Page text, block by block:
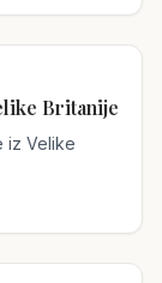
Britanije
iz Velike